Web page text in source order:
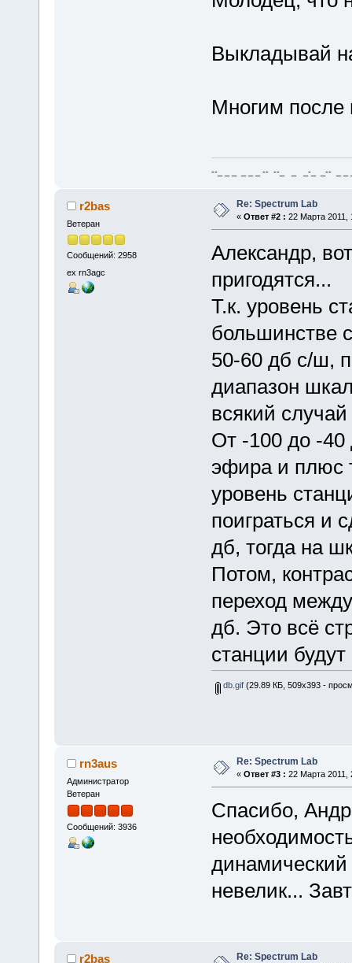
Выкладывай
Многим после
--_ _ _ _ _ _ -- --_ _ _-_ _-- _ _
r2bas
Ветеран
Сообщений: 2958
ex rn3agc
Re: Spectrum Lab
« Ответ #2 : 22 Марта 2011,
Александр,
пригодятся...
Т.к. уровень
большинстве
50-60 дб с/ш,
диапазон
всякий
От -100 до -40
эфира и плюс
уровень
поиграться и
дб, тогда на
Потом,
переход
дб. Это всё
станции
db.gif(29.89 КБ, 509x393 -
rn3aus
Администратор
Ветеран
Сообщений: 3936
Re: Spectrum Lab
« Ответ #3 : 22 Марта 2011,
Спасибо,
невелик...
r2bas Re: Spectrum Lab